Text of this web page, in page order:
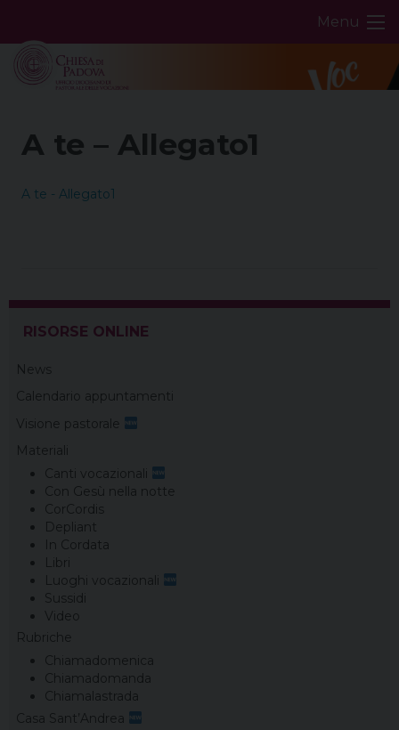
content
Menu
A te – Allegato1
A te - Allegato1
RISORSE ONLINE
News
Calendario appuntamenti
Visione pastorale
Materiali
Canti vocazionali
Con Gesù nella notte
CorCordis
Depliant
In Cordata
Libri
Luoghi vocazionali
Sussidi
Video
Rubriche
Chiamadomenica
Chiamadomanda
Chiamalastrada
Casa Sant’Andrea